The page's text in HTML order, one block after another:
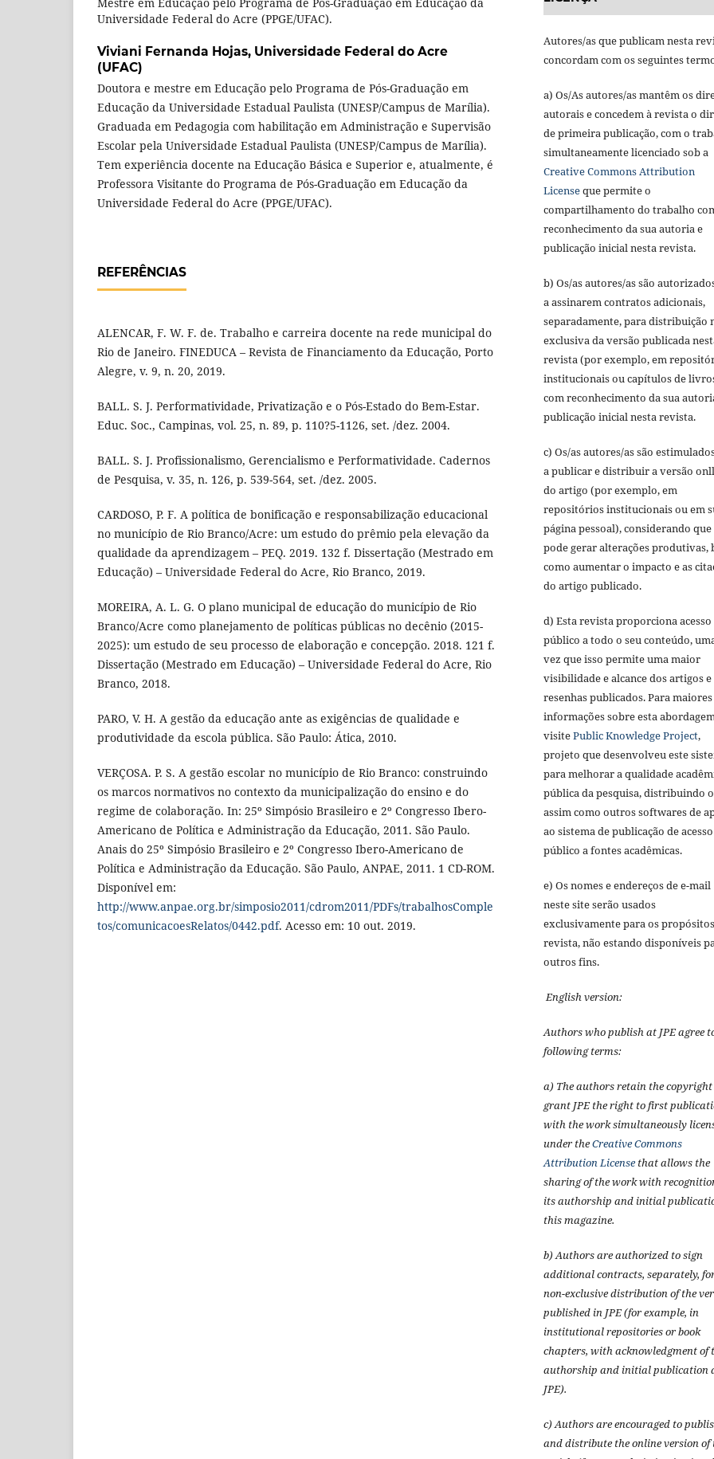
Mestre em Educação pelo Programa de Pós-Graduação em Educação da
Universidade Federal do Acre (PPGE/UFAC).
Viviani Fernanda Hojas, Universidade Federal do Acre
(UFAC)
Doutora e mestre em Educação pelo Programa de Pós-Graduação em
Educação da Universidade Estadual Paulista (UNESP/Campus de Marília).
Graduada em Pedagogia com habilitação em Administração e Supervisão
Escolar pela Universidade Estadual Paulista (UNESP/Campus de Marília).
Tem experiência docente na Educação Básica e Superior e, atualmente, é
Professora Visitante do Programa de Pós-Graduação em Educação da
Universidade Federal do Acre (PPGE/UFAC).
REFERÊNCIAS
ALENCAR, F. W. F. de. Trabalho e carreira docente na rede municipal do
Rio de Janeiro. FINEDUCA – Revista de Financiamento da Educação, Porto
Alegre, v. 9, n. 20, 2019.
BALL. S. J. Performatividade, Privatização e o Pós-Estado do Bem-Estar.
Educ. Soc., Campinas, vol. 25, n. 89, p. 110?5-1126, set. /dez. 2004.
BALL. S. J. Profissionalismo, Gerencialismo e Performatividade. Cadernos
de Pesquisa, v. 35, n. 126, p. 539-564, set. /dez. 2005.
CARDOSO, P. F. A política de bonificação e responsabilização educacional
no município de Rio Branco/Acre: um estudo do prêmio pela elevação da
qualidade da aprendizagem – PEQ. 2019. 132 f. Dissertação (Mestrado em
Educação) – Universidade Federal do Acre, Rio Branco, 2019.
MOREIRA, A. L. G. O plano municipal de educação do município de Rio
Branco/Acre como planejamento de políticas públicas no decênio (2015-
2025): um estudo de seu processo de elaboração e concepção. 2018. 121 f.
Dissertação (Mestrado em Educação) – Universidade Federal do Acre, Rio
Branco, 2018.
PARO, V. H. A gestão da educação ante as exigências de qualidade e
produtividade da escola pública. São Paulo: Ática, 2010.
VERÇOSA. P. S. A gestão escolar no município de Rio Branco: construindo
os marcos normativos no contexto da municipalização do ensino e do
regime de colaboração. In: 25º Simpósio Brasileiro e 2º Congresso Ibero-
Americano de Política e Administração da Educação, 2011. São Paulo.
Anais do 25º Simpósio Brasileiro e 2º Congresso Ibero-Americano de
Política e Administração da Educação. São Paulo, ANPAE, 2011. 1 CD-ROM.
Disponível em:
http://www.anpae.org.br/simposio2011/cdrom2011/PDFs/trabalhosComple
tos/comunicacoesRelatos/0442.pdf. Acesso em: 10 out. 2019.
Autores/as que publicam nesta
concordam com os seguintes
a) Os/As autores/as mantêm os
autorais e concedem à revista o
de primeira publicação, com o
simultaneamente licenciado sob a
Creative Commons Attribution
Licenseque permite o
compartilhamento do trabalho
reconhecimento da sua autoria e
publicação inicial nesta revista.
b) Os/as autores/as são
a assinarem contratos adicionais,
separadamente, para distribuição
exclusiva da versão publicada
revista (por exemplo, em
institucionais ou capítulos de
com reconhecimento da sua
publicação inicial nesta revista.
c) Os/as autores/as são
a publicar e distribuir a versão
do artigo (por exemplo, em
repositórios institucionais ou em
página pessoal), considerando que
pode gerar alterações produtivas,
como aumentar o impacto e as
do artigo publicado.
d) Esta revista proporciona acesso
público a todo o seu conteúdo,
vez que isso permite uma maior
visibilidade e alcance dos artigos e
resenhas publicados. Para maiores
informações sobre esta
visitePublic Knowledge Project,
projeto que desenvolveu este
para melhorar a qualidade
pública da pesquisa, distribuindo o
assim como outros softwares de
ao sistema de publicação de acesso
público a fontes acadêmicas.
e) Os nomes e endereços de e-mail
neste site serão usados
exclusivamente para os
revista, não estando disponíveis
outros fins.
English version:
Authors who publish at JPE agree
following terms:
a) The authors retain the
grant JPE the right to first
with the work simultaneously
under theCreative Commons
Attribution Licensethat allows the
sharing of the work with
its authorship and initial
this magazine.
b) Authors are authorized to sign
additional contracts, separately,
non-exclusive distribution of the
published in JPE (for example, in
institutional repositories or book
chapters, with acknowledgment of
authorship and initial publication
JPE).
c) Authors are encouraged to
and distribute the online version of